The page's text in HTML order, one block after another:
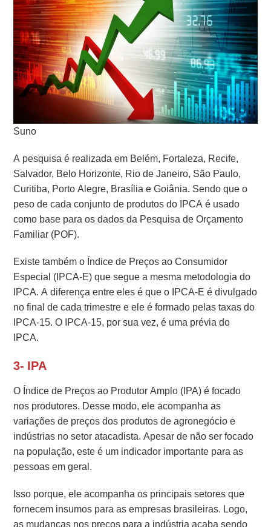
Suno
A pesquisa é realizada em Belém, Fortaleza, Recife,
Salvador, Belo Horizonte, Rio de Janeiro, São Paulo,
Curitiba, Porto Alegre, Brasília e Goiânia. Sendo que o
peso de cada conjunto de produtos do IPCA é usado
como base para os dados da Pesquisa de Orçamento
Familiar (POF).
Existe também o Índice de Preços ao Consumidor
Especial (IPCA-E) que segue a mesma metodologia do
IPCA. A diferença entre eles é que o IPCA-E é divulgado
no final de cada trimestre e ele é formado pelas taxas do
IPCA-15. O IPCA-15, por sua vez, é uma prévia do
IPCA.
3- IPA
O Índice de Preços ao Produtor Amplo (IPA) é focado
nos produtores. Desse modo, ele acompanha as
variações de preços dos produtos de agronegócio e
indústrias no setor atacadista. Apesar de não ser focado
na população, este é um indicador importante para as
pessoas em geral.
Isso porque, ele acompanha os principais setores que
fornecem insumos para as empresas brasileiras. Logo,
as mudanças nos preços para a indústria acaba sendo